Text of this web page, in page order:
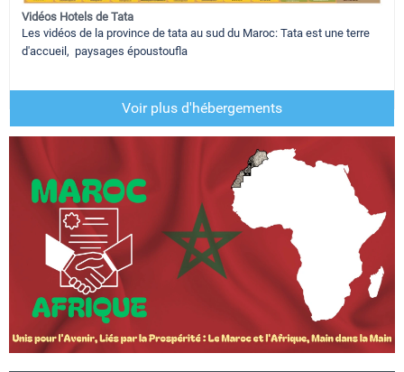
Vidéos Hotels de Tata
Les vidéos de la province de tata au sud du Maroc: Tata est une terre
d'accueil, paysages époustoufla
Voir plus d'hébergements